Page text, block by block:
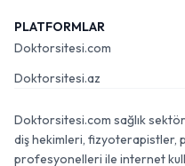
PLATFORMLAR
Doktorsitesi.com
Doktorsitesi.az
Doktorsitesi.com sağlık
diş hekimleri, fizyoterapistler,
profesyonelleri ile internet